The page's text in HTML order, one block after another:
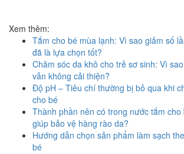
Xem thêm:
Tắm cho bé mùa lạnh: Vì sao giảm số
đã là lựa chọn tốt?
Chăm sóc da khô cho trẻ sơ sinh: Vì
vẫn không cải thiện?
Độ pH – Tiêu chí thường bị bỏ qua khi
cho bé
Thành phần nên có trong nước tắm
giúp bảo vệ hàng rào da?
Hướng dẫn chọn sản phẩm làm sạch
bé